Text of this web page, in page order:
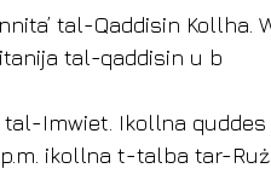
tal-Qaddisin Kollha.
tal-qaddisin u b
Imwiet. Ikollna quddes
ikollna t-talba tar-